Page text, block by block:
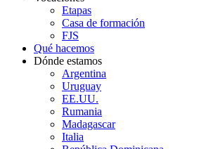
Etapas
Casa de formación
FJS
Qué hacemos
Dónde estamos
Argentina
Uruguay
EE.UU.
Rumania
Madagascar
Italia